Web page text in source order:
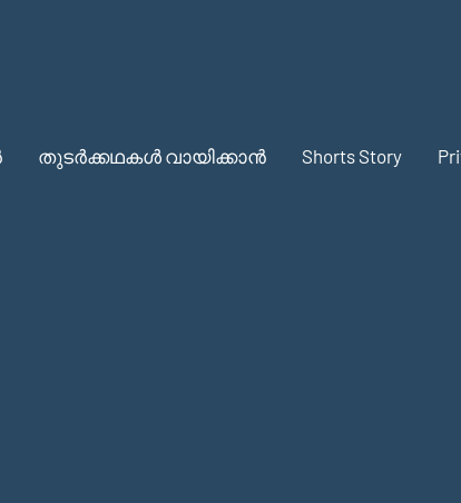
തുടർക്കഥകൾ വായിക്കാൻ Shorts Story